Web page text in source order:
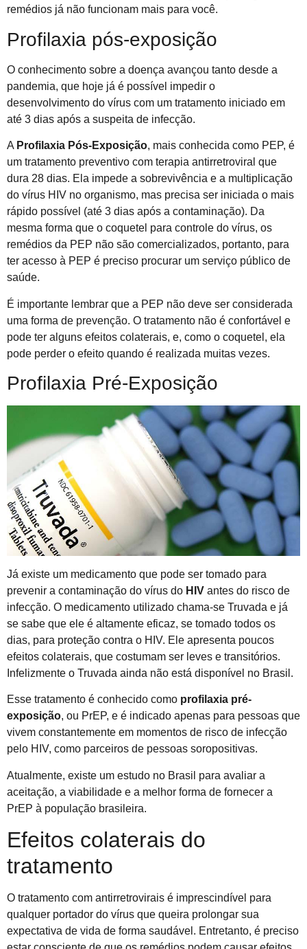
remédios já não funcionam mais para você.
Profilaxia pós-exposição
O conhecimento sobre a doença avançou tanto desde a
pandemia, que hoje já é possível impedir o
desenvolvimento do vírus com um tratamento iniciado em
até 3 dias após a suspeita de infecção.
A Profilaxia Pós-Exposição, mais conhecida como PEP, é
um tratamento preventivo com terapia antirretroviral que
dura 28 dias. Ela impede a sobrevivência e a multiplicação
do vírus HIV no organismo, mas precisa ser iniciada o mais
rápido possível (até 3 dias após a contaminação). Da
mesma forma que o coquetel para controle do vírus, os
remédios da PEP não são comercializados, portanto, para
ter acesso à PEP é preciso procurar um serviço público de
saúde.
É importante lembrar que a PEP não deve ser considerada
uma forma de prevenção. O tratamento não é confortável e
pode ter alguns efeitos colaterais, e, como o coquetel, ela
pode perder o efeito quando é realizada muitas vezes.
Profilaxia Pré-Exposição
Já existe um medicamento que pode ser tomado para
prevenir a contaminação do vírus do HIV antes do risco de
infecção. O medicamento utilizado chama-se Truvada e já
se sabe que ele é altamente eficaz, se tomado todos os
dias, para proteção contra o HIV. Ele apresenta poucos
efeitos colaterais, que costumam ser leves e transitórios.
Infelizmente o Truvada ainda não está disponível no Brasil.
Esse tratamento é conhecido como profilaxia pré-
exposição, ou PrEP, e é indicado apenas para pessoas que
vivem constantemente em momentos de risco de infecção
pelo HIV, como parceiros de pessoas soropositivas.
Atualmente, existe um estudo no Brasil para avaliar a
aceitação, a viabilidade e a melhor forma de fornecer a
PrEP à população brasileira.
Efeitos colaterais do
tratamento
O tratamento com antirretrovirais é imprescindível para
qualquer portador do vírus que queira prolongar sua
expectativa de vida de forma saudável. Entretanto, é preciso